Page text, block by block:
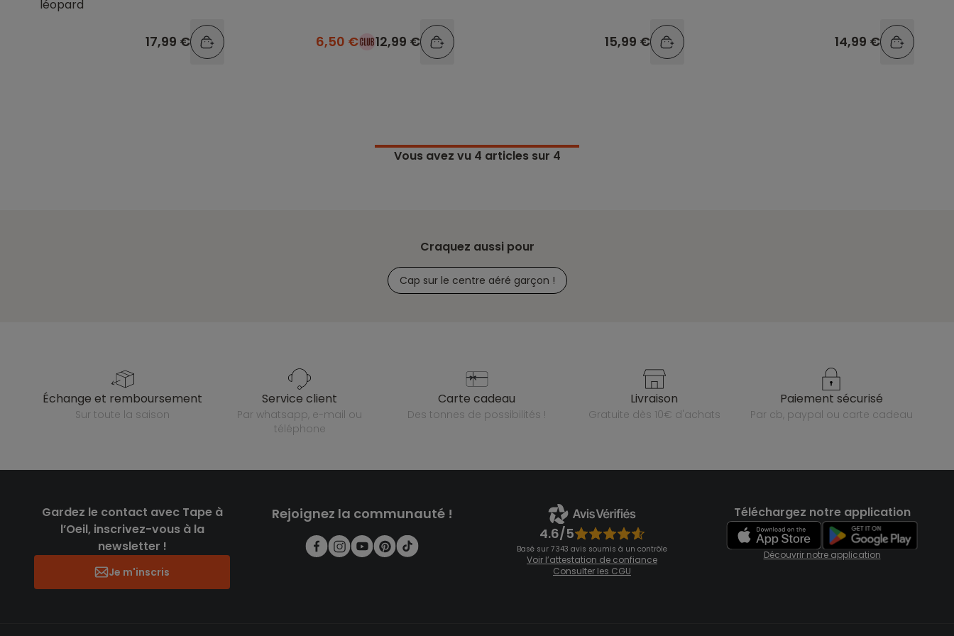
léopard
17,99 € 6,50 € 12,99 € 15,99 € 14,99 €
Vous avez vu 4 articles sur 4
Craquez aussi pour
Cap sur le centre aéré garçon !
échange et remboursement
sur toute la saison
service client
par whatsapp, e-mail ou
téléphone
carte cadeau
des tonnes de possibilités !
livraison
gratuite dès 10€ d'achats
paiement sécurisé
par cb, paypal ou carte cadeau
Gardez le contact avec Tape à
l’Oeil, inscrivez-vous à la
newsletter !
Je m'inscris
Rejoignez la communauté !
4.6/5
Basé sur 7 343 avis soumis à un contrôle
Voir l’attestation de confiance
Consulter les CGU
Téléchargez notre application
Découvrir notre application